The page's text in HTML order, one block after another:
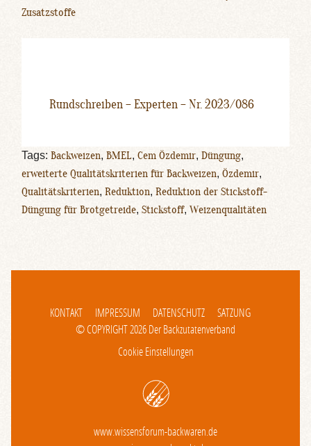
Zusatzstoffe
Rundschreiben – Experten – Nr. 2023/086
Tags: Backweizen, BMEL, Cem Özdemir, Düngung,
erweiterte Qualitätskriterien für Backweizen, Özdemir,
Qualitätskriterien, Reduktion, Reduktion der Stickstoff-
Düngung für Brotgetreide, Stickstoff,Weizenqualitäten
KONTAKT IMPRESSUM DATENSCHUTZ
SATZUNG
© COPYRIGHT 2026 Der Backzutatenverband
Cookie Einstellungen
www.wissensforum-backwaren.de